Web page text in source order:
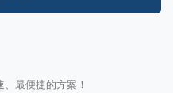
最便捷的方案！